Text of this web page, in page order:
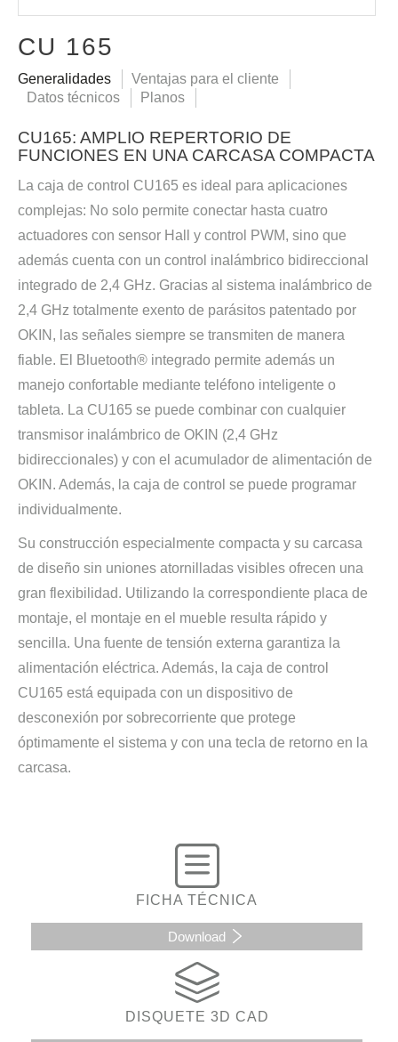
CU 165
Generalidades
Ventajas para el cliente
Datos técnicos
Planos
CU165: AMPLIO REPERTORIO DE
FUNCIONES EN UNA CARCASA COMPACTA
La caja de control CU165 es ideal para aplicaciones
complejas: No solo permite conectar hasta cuatro
actuadores con sensor Hall y control PWM, sino que
además cuenta con un control inalámbrico bidireccional
integrado de 2,4 GHz. Gracias al sistema inalámbrico de
2,4 GHz totalmente exento de parásitos patentado por
OKIN, las señales siempre se transmiten de manera
fiable. El Bluetooth® integrado permite además un
manejo confortable mediante teléfono inteligente o
tableta. La CU165 se puede combinar con cualquier
transmisor inalámbrico de OKIN (2,4 GHz
bidireccionales) y con el acumulador de alimentación de
OKIN. Además, la caja de control se puede programar
individualmente.
Su construcción especialmente compacta y su carcasa
de diseño sin uniones atornilladas visibles ofrecen una
gran flexibilidad. Utilizando la correspondiente placa de
montaje, el montaje en el mueble resulta rápido y
sencilla. Una fuente de tensión externa garantiza la
alimentación eléctrica. Además, la caja de control
CU165 está equipada con un dispositivo de
desconexión por sobrecorriente que protege
óptimamente el sistema y con una tecla de retorno en la
carcasa.
FICHA TÉCNICA
Download
DISQUETE 3D CAD